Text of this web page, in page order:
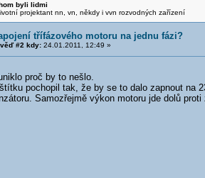
byli lidmi
projektant nn, vn, někdy i vvn rozvodných zařízení
třífázového motoru na jednu fázi?
#2 kdy:24.01.2011, 12:49 »
proč by to nešlo.
pochopil tak, že by se to dalo zapnout na
Samozřejmě výkon motoru jde dolů